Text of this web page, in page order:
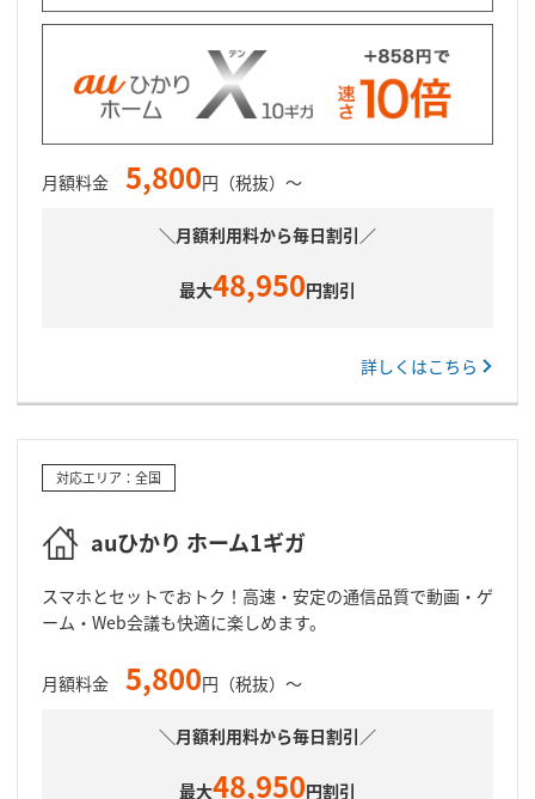
月額料金 5,800円（税抜）～
＼月額利用料から毎日割引／
最大48,950円割引
詳しくはこちら
対応エリア：全国
auひかり ホーム1ギガ
スマホとセットでおトク！高速・安定の通信品質で動画・ゲ
ーム・Web会議も快適に楽しめます。
月額料金 5,800円（税抜）～
＼月額利用料から毎日割引／
最大48,950円割引